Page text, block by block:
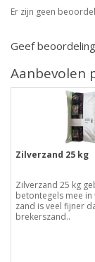
Er zijn geen
Geef beoordeling
Aanbevolen
Zilverzand 25 kg
Zilverzand 25 kg
betontegels mee in
zand is veel fijner
brekerszand..